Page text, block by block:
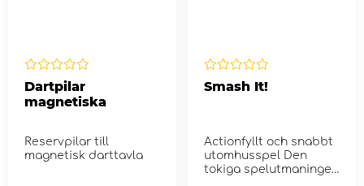
Dartpilar
magnetiska
Reservpilar till
magnetisk darttavla
Smash It!
Actionfyllt och snabbt
utomhusspel Den
tokiga spelutmaningen